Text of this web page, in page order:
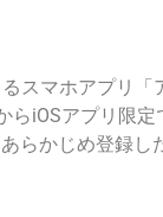
スマホアプリ「
らiOSアプリ限定
らかじめ登録し